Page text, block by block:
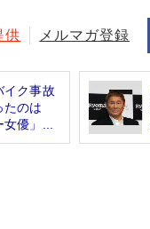
供 メルマガ登録
イク事故
たのは
優」...